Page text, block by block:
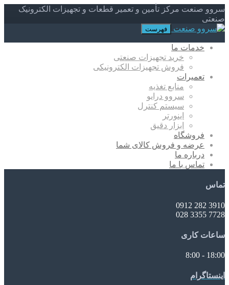
سروو صنعت مرکز تأمین و تعمیر قطعات و تجهیزات الکترونیک
صنعتی
فهرست
خدمات ما
خرید تجهیزات صنعتی
فروش تجهیزات الکترونیکی
تعمیرات
منابع تغذیه
سروو درایو
سیستم کنترل
اینورتر
ابزار دقیق
فروشگاه
عرضه و فروش کالای شما
درباره ما
تماس با ما
تماس
3910 282 0912
7728 3355 028
ساعات کاری
18:00 - 8:00
اینستاگرام